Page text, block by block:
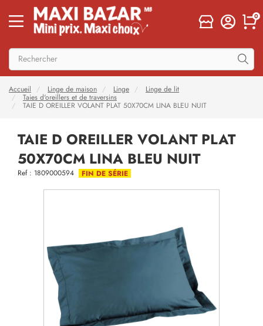
0
Accueil Linge de maison Linge
Linge de lit
Taies d'oreillers et de traversins
TAIE D OREILLER VOLANT PLAT 50X70CM LINA BLEU NUIT
TAIE D OREILLER VOLANT PLAT
50X70CM LINA BLEU NUIT
Ref : 1809000594 FIN DE SÉRIE